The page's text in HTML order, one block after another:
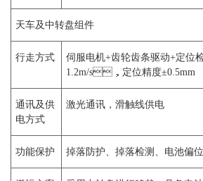
天车及中转盘组件
行走方式
伺服电机+齿轮齿条驱动+定位检
1.2m/s，定位精度±0.5mm
通讯及供
电方式
激光通讯，滑触线供电
功能保护 掉落防护、掉落检测、电池偏